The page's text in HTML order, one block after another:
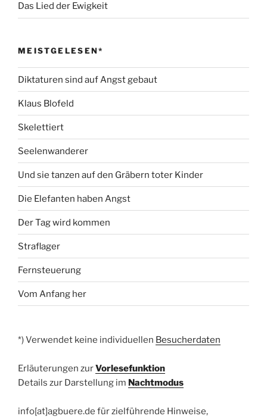
Das Lied der Ewigkeit
MEISTGELESEN*
Diktaturen sind auf Angst gebaut
Klaus Blofeld
Skelettiert
Seelenwanderer
Und sie tanzen auf den Gräbern toter Kinder
Die Elefanten haben Angst
Der Tag wird kommen
Straflager
Fernsteuerung
Vom Anfang her
*) Verwendet keine individuellen Besucherdaten
Erläuterungen zurVorlesefunktion
Details zur Darstellung im Nachtmodus
info[at]agbuere.de für zielführende Hinweise,